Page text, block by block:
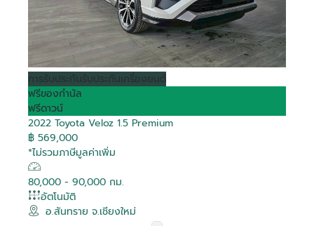
การรับประกันรับประกันเครื่องยนต์
ฟรีของกำนัล
ฟรีดาวน์
2022 Toyota Veloz 1.5 Premium
฿ 569,000
*ไม่รวมภาษีมูลค่าเพิ่ม
80,000 - 90,000 กม.
อัตโนมัติ
อ.สันทราย จ.เชียงใหม่